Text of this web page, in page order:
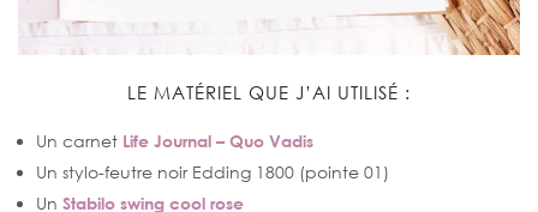
LE MATÉRIEL QUE J’AI UTILISÉ :
Un carnet Life Journal – Quo Vadis
Un stylo-feutre noir Edding 1800 (pointe 01)
Un Stabilo swing cool rose